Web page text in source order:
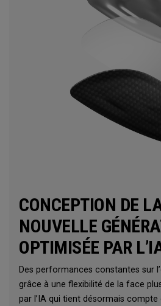
CONCEPTION DE
NOUVELLE
OPTIMISÉE PAR
Des performances constantes sur
grâce à une flexibilité de la face
par l’IA qui tient désormais